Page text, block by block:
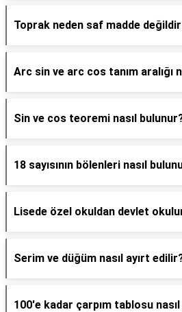
Toprak neden saf madde
Arc sin ve arc cos tanım aralığı
Sin ve cos teoremi nasıl
18 sayısının bölenleri nasıl
Lisede özel okuldan devlet
Serim ve düğüm nasıl ayırt
100'e kadar çarpım tablosu nasıl